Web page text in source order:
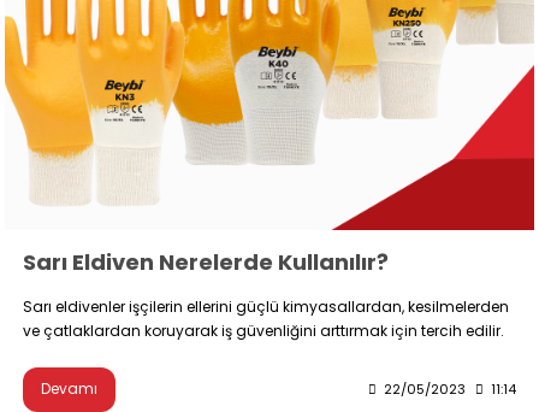
Sarı Eldiven Nerelerde Kullanılır?
Sarı eldivenler işçilerin ellerini güçlü kimyasallardan, kesilmelerden
ve çatlaklardan koruyarak iş güvenliğini arttırmak için tercih edilir.
Devamı 22/05/2023 11:14